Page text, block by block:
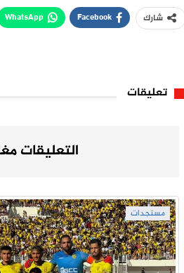
شارك Facebook
WhatsApp
تعليقات
التعليقات
مستجدات